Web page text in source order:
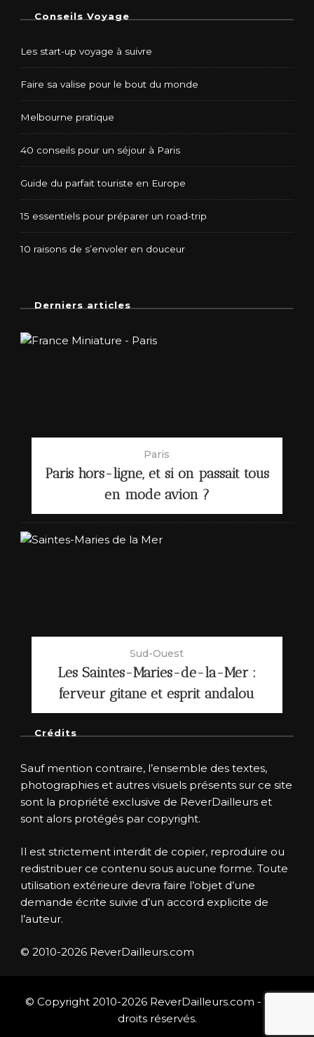
Conseils Voyage
Les start-up voyage à suivre
Faire sa valise pour le bout du monde
Melbourne pratique
40 conseils pour un séjour à Paris
Guide du parfait touriste en Europe
15 essentiels pour préparer un road-trip
10 raisons de s’envoler en douceur
Derniers articles
Paris
Paris hors-ligne, et si on passait tous
en mode avion ?
Sud-Ouest
Les Saintes-Maries-de-la-Mer :
ferveur gitane et esprit andalou
Crédits
Sauf mention contraire, l’ensemble des textes,
photographies et autres visuels présents sur ce site
sont la propriété exclusive de ReverDailleurs et
sont alors protégés par copyright.
Il est strictement interdit de copier, reproduire ou
redistribuer ce contenu sous aucune forme. Toute
utilisation extérieure devra faire l’objet d’une
demande écrite suivie d’un accord explicite de
l’auteur.
© 2010-2026 ReverDailleurs.com
© Copyright 2010-2026 ReverDailleurs.com - Tous
droits réservés.